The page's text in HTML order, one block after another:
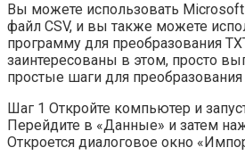
Вы можете использовать
файл CSV, и вы также можете
программу для преобразования
заинтересованы в этом, просто
простые шаги для преобразования
Шаг 1 Откройте компьютер и
Перейдите в «Данные» и затем
Откроется диалоговое окно